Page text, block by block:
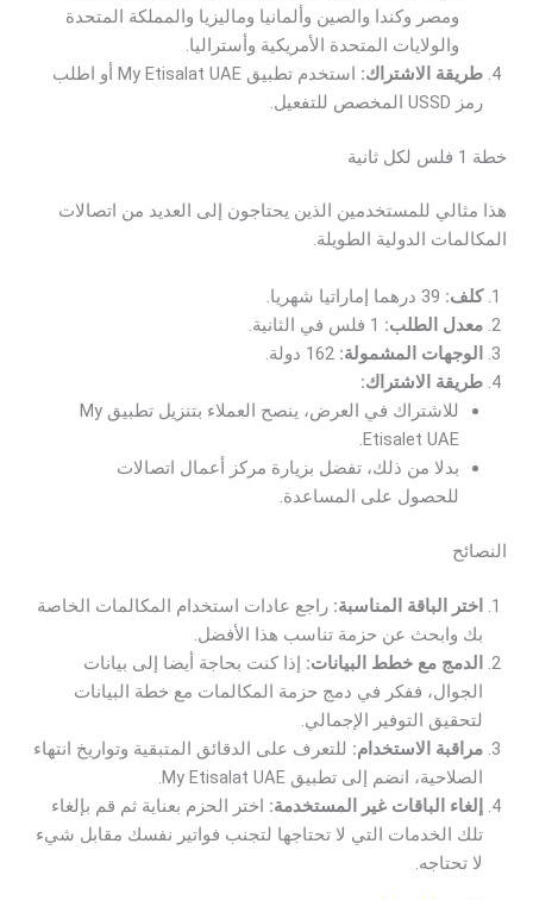
ومصر وكندا والصين وألمانيا وماليزيا والمملكة المتحدة
والولايات المتحدة الأمريكية وأستراليا.
طريقة الاشتراك:
استخدم تطبيق My Etisalat UAE أو اطلب
رمز USSD المخصص للتفعيل.
خطة 1 فلس لكل ثانية
هذا مثالي للمستخدمين الذين يحتاجون إلى العديد من اتصالات
المكالمات الدولية الطويلة.
كلف:
معدل الطلب:
الوجهات المشمولة: 162 دولة.
طريقة الاشتراك:
للاشتراك في العرض، ينصح العملاء بتنزيل تطبيق My
Etisalet UAE.
بدلا من ذلك، تفضل بزيارة مركز أعمال اتصالات
للحصول على المساعدة.
النصائح
اختر الباقة المناسبة: راجع عادات استخدام المكالمات الخاصة
بك وابحث عن حزمة تناسب هذا الأفضل.
الدمج مع خطط البيانات: إذا كنت بحاجة أيضا إلى بيانات
الجوال، ففكر في دمج حزمة المكالمات مع خطة البيانات
لتحقيق التوفير الإجمالي.
مراقبة الاستخدام: للتعرف على الدقائق المتبقية وتواريخ انتهاء
الصلاحية، انضم إلى تطبيق My Etisalat UAE.
إلغاء الباقات غير المستخدمة: اختر الحزم بعناية ثم قم بإلغاء
تلك الخدمات التي لا تحتاجها لتجنب فواتير نفسك مقابل شيء
لا تحتاجه.